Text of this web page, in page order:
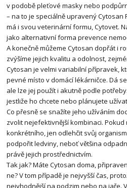
v podobě pleťové masky nebo
– na to je speciálně upravený Cytosan
má i svou veterinární formu, Cytovet.
jako alternativní forma prevence
A konečně můžeme Cytosan dopřát i
zvýšíme jejich kvalitu a odolnost,
Cytosan je velmi variabilní přípravek,
pevné místo v domácí lékárničce. Dá
ale lze jej použít i akutně podle
jestliže ho chcete nebo plánujete
Co přesně se snažíte jeho užíváním
zvolit nejefektivnější kombinaci.
konkrétního, jen odlehčit svůj
podpořit ledviny, neboť většina
právě jejich prostřednictvím.
Tak jak? Máte Cytosan doma,
ne? V tom případě je nejvyšší čas,
nejvhodnější na podzim nebo na jaře.